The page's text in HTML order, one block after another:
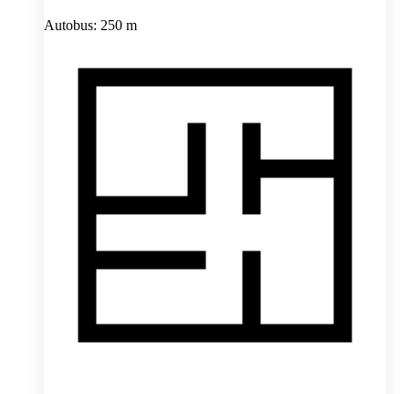
Autobus: 250 m